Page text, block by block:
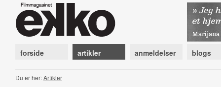
forside artikler anmeldelser blogs
Du er her:Artikler